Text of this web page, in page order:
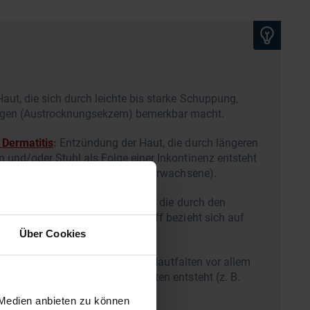
Über Cookies
anbieten zu können
die sich durch leichte bis starke Schuppung,
(Austrocknungsekzem) bemerkbar macht.
: Entzündung der Haut, die durch längeren
und/oder Stuhl als Folge einer Inkontinenz entsteht
Kinder, Jugendliche und Erwachsene).
der irritativen Kontaktdermatitis, die durch den
und/oder Stuhl entsteht (Begriff bezieht sich auf
Kontaktdermatitis, die in Hautfalten vor allem
in Verbindung mit Hautfalten entsteht (z. B.